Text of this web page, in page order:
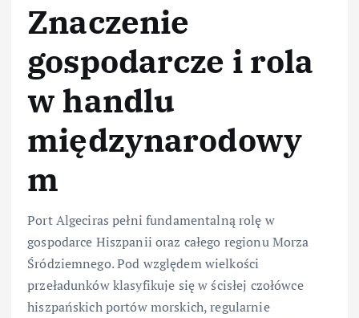
Znaczenie
gospodarcze i rola
w handlu
międzynarodowy
m
Port Algeciras pełni fundamentalną rolę w
gospodarce Hiszpanii oraz całego regionu Morza
Śródziemnego. Pod względem wielkości
przeładunków klasyfikuje się w ścisłej czołówce
hiszpańskich portów morskich, regularnie